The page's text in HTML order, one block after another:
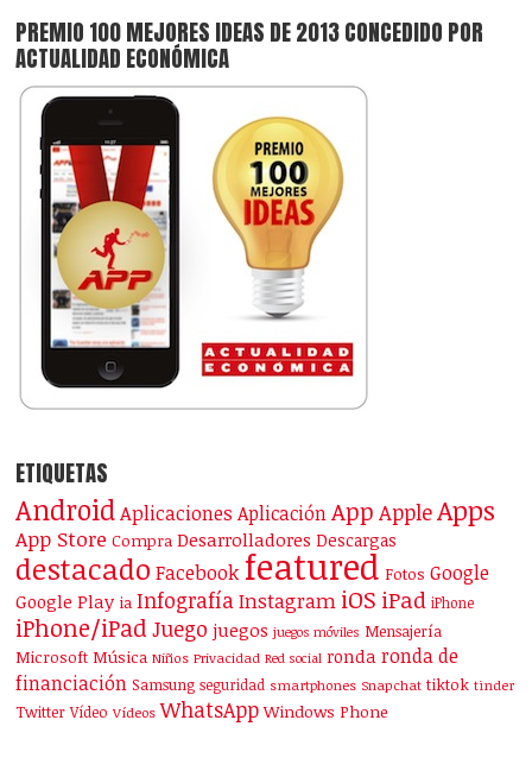
PREMIO 100 MEJORES IDEAS DE 2013 CONCEDIDO POR
ACTUALIDAD ECONÓMICA
ETIQUETAS
Android Aplicaciones Aplicación App AppleApps
App Store Compra Desarrolladores Descargas
destacado Facebook featured Fotos Google
Google Play ia InfografíaInstagram iOS iPad iPhone
iPhone/iPad Juego juegos juegos móviles Mensajería
Microsoft Música Niños Privacidad Red social ronda ronda de
financiación Samsung seguridad smartphones Snapchat tiktok tinder
Twitter Vídeo Vídeos WhatsApp Windows Phone